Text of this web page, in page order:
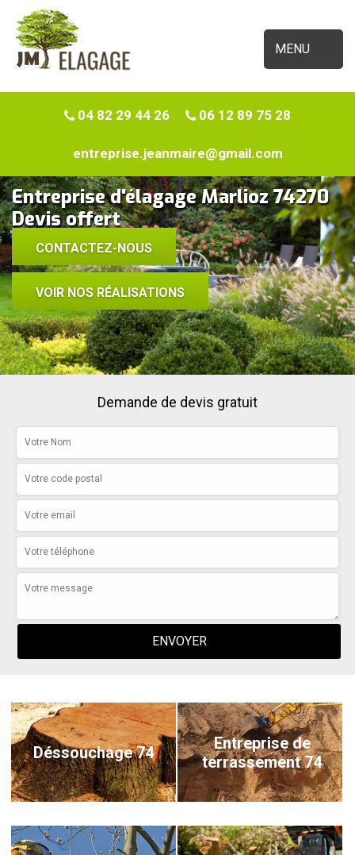
MENU
04 82 29 44 26 06 12 89 75 28
entreprise.jeanmaire@gmail.com
Entreprise d'élagage Marlioz 74270
Devis offert
CONTACTEZ-NOUS
VOIR NOS RÉALISATIONS
Demande de devis gratuit
Déssouchage 74
Entreprise de
terrassement 74